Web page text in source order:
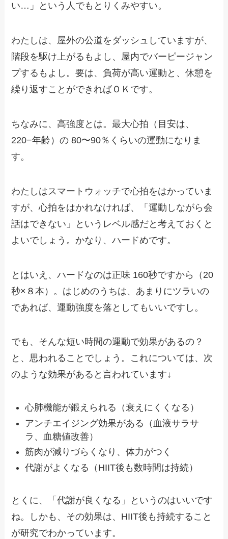
い…」という人でもとりくみやすい。
わたしは、屋外の公道をダッシュしていますが、
階段を駆け上がるもよし、屋内でバーピージャン
プするもよし。要は、負荷が高い運動と、休憩を
繰り返すことができればＯＫです。
ちなみに、高強度とは。最大心拍（目安は、
220−年齢）の 80〜90％くらいの運動になりま
す。
わたしはスマートウォッチで心拍をはかっていま
すが、心拍をはかれなければ、「運動しながら会
話はできない」というレベル感だと考えておくと
よいでしょう。かなり、ハードめです。
とはいえ、ハードなのは正味 160秒ですから（20
秒×８本）。はじめのうちは、あまりにツラいの
であれば、運動強度を落としてもいいですし。
でも、そんな短い時間の運動で効果があるの？
と、思われることでしょう。これについては、次
のような効果があると言われています↓
心肺機能が鍛えられる（衰えにくくなる）
アンチエイジング効果がある（血液サラサ
ラ、血糖値改善）
筋肉が減りづらくなり、体力がつく
代謝がよくなる（HIIT後も数時間は持続）
とくに、「代謝が良くなる」というのはいいです
ね。しかも、その効果は、HIIT後も持続すること
が研究でわかっています。